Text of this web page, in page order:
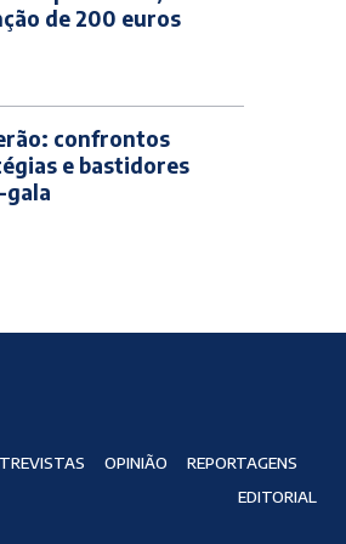
de 200 euros
confrontos
e bastidores
gala
OPINIÃO
REPORTAGENS
EDITORIAL